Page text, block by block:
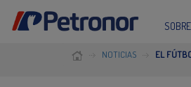
NOTICIAS EL